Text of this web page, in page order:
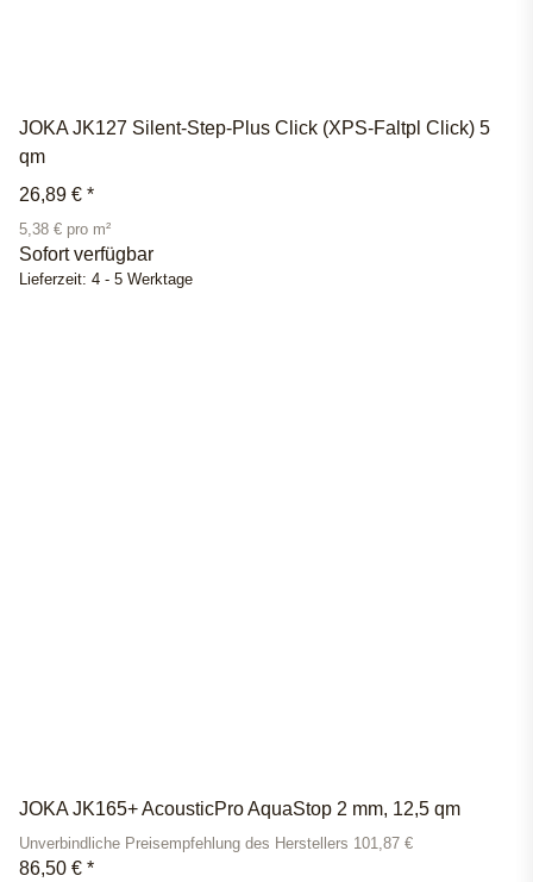
JOKA JK127 Silent-Step-Plus Click (XPS-Faltpl Click) 5
qm
26,89 € *
5,38 € pro m²
Sofort verfügbar
Lieferzeit: 4 - 5 Werktage
JOKA JK165+ AcousticPro AquaStop 2 mm, 12,5 qm
Unverbindliche Preisempfehlung des Herstellers 101,87 €
86,50 € *